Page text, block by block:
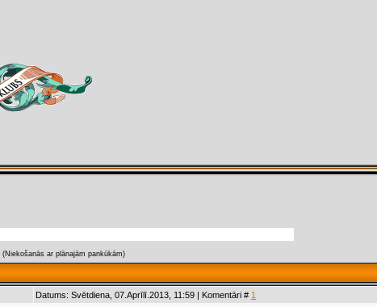
(Niekošanās ar plānajām pankūkām)
Datums: Svētdiena, 07.Aprīlī.2013, 11:59 | Komentāri # 1